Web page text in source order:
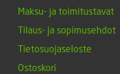
Maksu- ja toimitustavat
Tilaus- ja sopimusehdot
Tietosuojaseloste
Ostoskori